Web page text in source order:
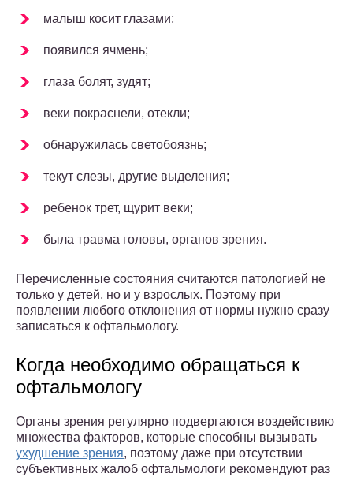
малыш косит глазами;
появился ячмень;
глаза болят, зудят;
веки покраснели, отекли;
обнаружилась светобоязнь;
текут слезы, другие выделения;
ребенок трет, щурит веки;
была травма головы, органов зрения.
Перечисленные состояния считаются патологией не
только у детей, но и у взрослых. Поэтому при
появлении любого отклонения от нормы нужно сразу
записаться к офтальмологу.
Когда необходимо обращаться к
офтальмологу
Органы зрения регулярно подвергаются воздействию
множества факторов, которые способны вызывать
ухудшение зрения, поэтому даже при отсутствии
субъективных жалоб офтальмологи рекомендуют раз